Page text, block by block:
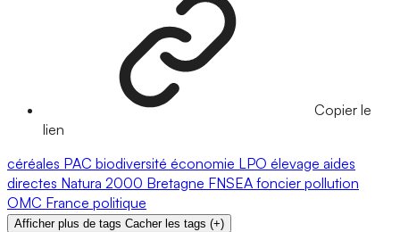
Copier le
lien
céréales PAC biodiversité économie LPO élevage aides
directes Natura 2000 Bretagne FNSEA foncier pollution
OMC France politique
Afficher plus de tags Cacher les tags (+)